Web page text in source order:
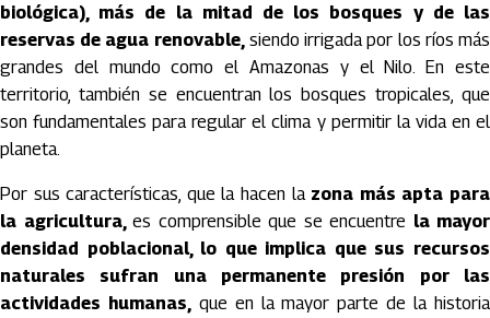
biológica), más de la mitad de los bosques y de las
reservas de agua renovable, siendo irrigada por los ríos más
grandes del mundo como el Amazonas y el Nilo. En este
territorio, también se encuentran los bosques tropicales, que
son fundamentales para regular el clima y permitir la vida en el
planeta.
Por sus características, que la hacen la zona más apta para
la agricultura, es comprensible que se encuentre la mayor
densidad poblacional, lo que implica que sus recursos
naturales sufran una permanente presión por las
actividades humanas,
que en la mayor parte de la historia